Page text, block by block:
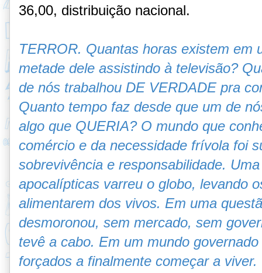
36,00, distribuição nacional.
TERROR. Quantas horas existem em
metade dele assistindo à televisão?
de nós trabalhou DE VERDADE pra
Quanto tempo faz desde que um de
algo que QUERIA? O mundo que
comércio e da necessidade frívola foi
sobrevivência e responsabilidade.
apocalípticas varreu o globo, levando
alimentarem dos vivos. Em uma
desmoronou, sem mercado, sem
tevê a cabo. Em um mundo
forçados a finalmente começar a viver.